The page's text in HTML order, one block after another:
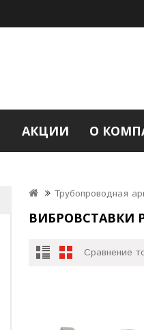
АКЦИИ О
Трубопроводная
ВИБРОВСТАВКИ
Сравнение